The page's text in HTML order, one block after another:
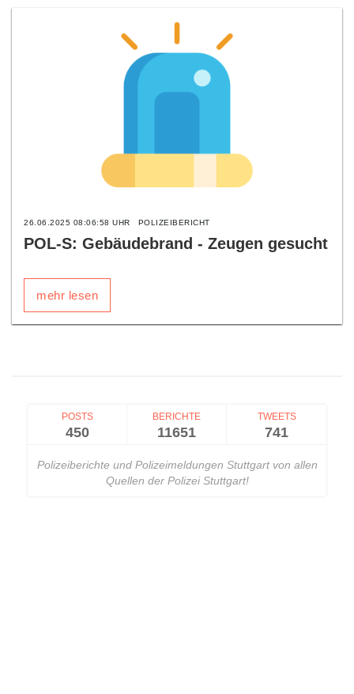
26.06.2025 08:06:58 UHR POLIZEIBERICHT
POL-S: Gebäudebrand - Zeugen gesucht
mehr lesen
POSTS
450
BERICHTE
11651
TWEETS
741
Polizeiberichte und Polizeimeldungen Stuttgart von allen
Quellen der Polizei Stuttgart!